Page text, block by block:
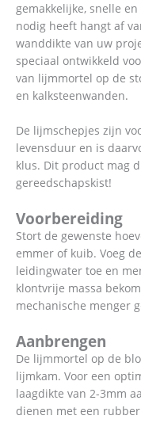
gemakkelijke, snelle
nodig heeft hangt af
wanddikte van uw
speciaal ontwikkeld
van lijmmortel op de
en kalksteenwanden.
De lijmschepjes zijn
levensduur en is
klus. Dit product mag
gereedschapskist!
Voorbereiding
Stort de gewenste
emmer of kuib. Voeg
leidingwater toe en
klontvrije massa
mechanische menger
Aanbrengen
De lijmmortel op de
lijmkam. Voor een
laagdikte van 2-3mm
dienen met een